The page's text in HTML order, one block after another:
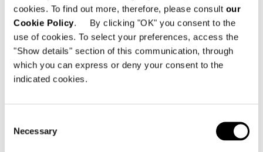
cookies. To find out more, therefore, please consult our
Cookie Policy. By clicking "OK" you consent to the
use of cookies. To select your preferences, access the
"Show details" section of this communication, through
which you can express or deny your consent to the
indicated cookies.
Selection
Necessary